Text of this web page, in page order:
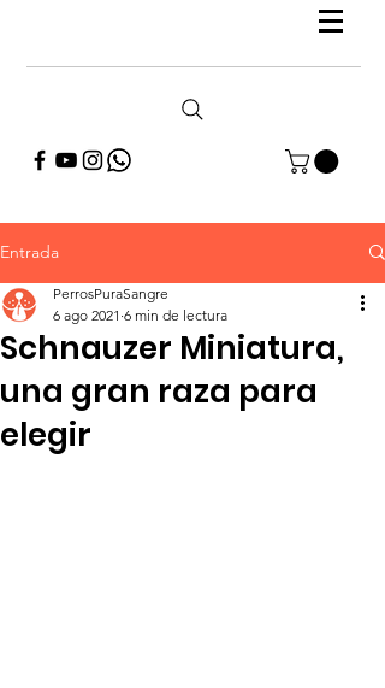
Entrada
Schnauzer Miniatura,
una gran raza para
elegir
PerrosPuraSangre
6 ago 2021 6 min de lectura